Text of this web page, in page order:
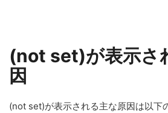
(not set)が表示さ
因
(not set)が表示される主な原因は以下